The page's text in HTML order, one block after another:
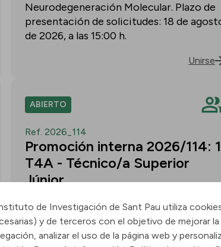
Neurodegeneración Molecular. Plazo de
presentación de solicitudes: 18 de
de 2026, a las 15:00 h.
Unirse
ABIERTO
Ref. 2026_114
Promoción interna 2026/114: 1
T4A - Técnico/a Superior
Júnior
Convocatoria para un/a T4A - Técnico/a
Superior Júnior en el grupo
de Investigación de Sant Pau utiliza
y de terceros con el objetivo de mejorar la
analizar el uso de la página web y